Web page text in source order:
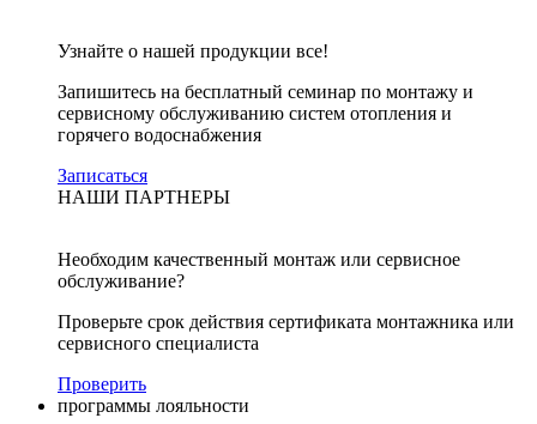
Узнайте о нашей продукции все!
Запишитесь на бесплатный семинар по монтажу и
сервисному обслуживанию систем отопления и
горячего водоснабжения
Записаться
НАШИ ПАРТНЕРЫ
Необходим качественный монтаж или сервисное
обслуживание?
Проверьте срок действия сертификата монтажника или
сервисного специалиста
Проверить
программы лояльности